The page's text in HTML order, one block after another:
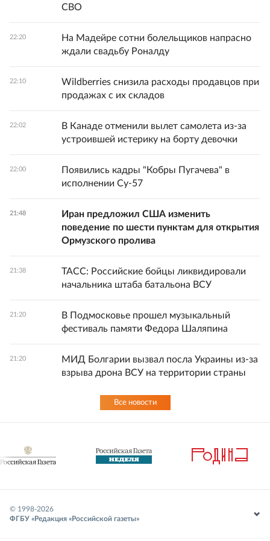
СВО
22:20
На Мадейре сотни болельщиков напрасно
ждали свадьбу Роналду
22:10
Wildberries снизила расходы продавцов при
продажах с их складов
22:02
В Канаде отменили вылет самолета из-за
устроившей истерику на борту девочки
22:00
Появились кадры "Кобры Пугачева" в
исполнении Су-57
21:48
Иран предложил США изменить
поведение по шести пунктам для открытия
Ормузского пролива
21:38
ТАСС: Российские бойцы ликвидировали
начальника штаба батальона ВСУ
21:20
В Подмосковье прошел музыкальный
фестиваль памяти Федора Шаляпина
21:20
МИД Болгарии вызвал посла Украины из-за
взрыва дрона ВСУ на территории страны
Все новости
© 1998-2026
ФГБУ «Редакция «Российской газеты»